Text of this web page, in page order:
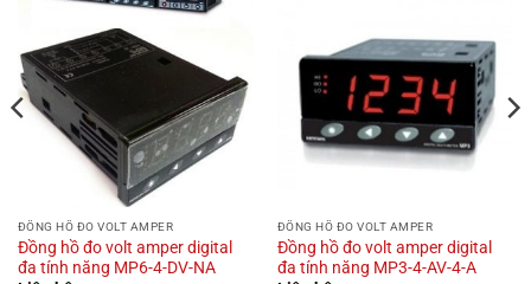
ĐỒNG HỒ ĐO VOLT AMPER
Đồng hồ đo volt amper digital
đa tính năng MP6-4-DV-NA
ĐỒNG HỒ ĐO VOLT AMPER
Đồng hồ đo volt amper digital
đa tính năng MP3-4-AV-4-A